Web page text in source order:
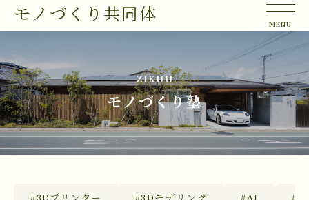
モノづくり共同体
ZIKUU
モノづくり塾